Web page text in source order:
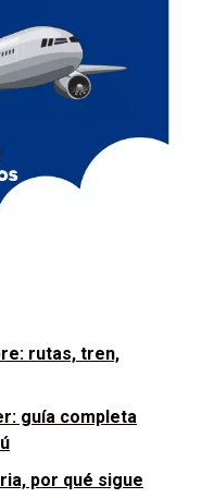
rutas, tren,
guía completa
por qué sigue